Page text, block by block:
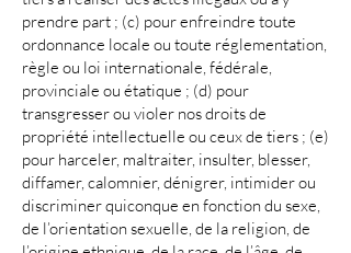
prendre part ; (c) pour enfreindre toute
ordonnance locale ou toute réglementation,
règle ou loi internationale, fédérale,
provinciale ou étatique ; (d) pour
transgresser ou violer nos droits de
propriété intellectuelle ou ceux de tiers ; (e)
pour harceler, maltraiter, insulter, blesser,
diffamer, calomnier, dénigrer, intimider ou
discriminer quiconque en fonction du sexe,
de l’orientation sexuelle, de la religion, de